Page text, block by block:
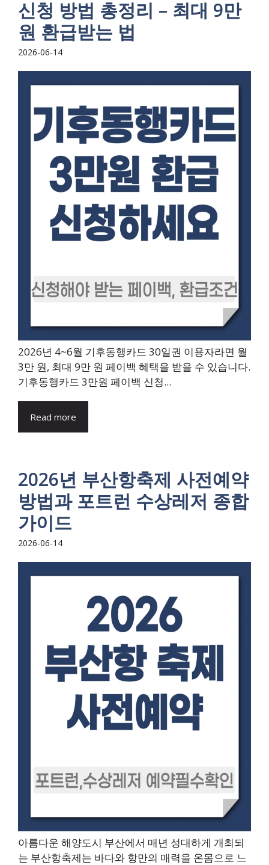
신청 방법 총정리 – 최대 9만
원 환급받는 법
2026-06-14
2026년 4~6월 기후동행카드 30일권 이용자라면 월
3만 원, 최대 9만 원 페이백 혜택을 받을 수 있습니다.
기후동행카드 3만원 페이백 신청...
Read more
2026년 부산항축제 사전예약
방법과 포트런 수상레저 종합
가이드
2026-06-14
아름다운 해양도시 부산에서 매년 성대하게 개최되
는 부산항축제는 바다와 항만의 매력을 온몸으로 느